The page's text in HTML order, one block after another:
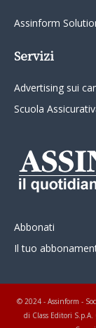
Assinform
Servizi
Advertising sui
Scuola
Abbonati
Il tuo
© 2024 - Assinform -
di Class Editori